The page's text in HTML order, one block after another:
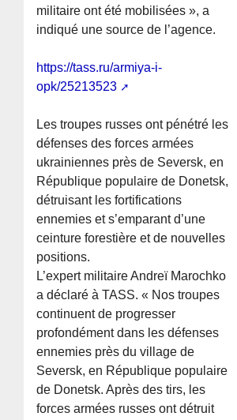
militaire ont été mobilisées », a
indiqué une source de l’agence.
https://tass.ru/armiya-i-
opk/25213523
Les troupes russes ont pénétré les
défenses des forces armées
ukrainiennes près de Seversk, en
République populaire de Donetsk,
détruisant les fortifications
ennemies et s’emparant d’une
ceinture forestière et de nouvelles
positions.
L’expert militaire Andreï Marochko
a déclaré à TASS. « Nos troupes
continuent de progresser
profondément dans les défenses
ennemies près du village de
Seversk, en République populaire
de Donetsk. Après des tirs, les
forces armées russes ont détruit